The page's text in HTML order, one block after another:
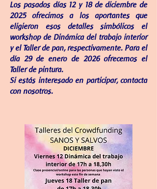
Los pasados días 12 y 18 de diciembre de
2025 ofrecimos a los aportantes que
eligieron esos detalles simbólicos el
workshop de Dinámica del trabajo interior
y el Taller de pan, respectivamente. Para el
día 29 de enero de 2026 ofrecemos el
Taller de pintura.
Si estás interesado en participar, contacta
con nosotros.